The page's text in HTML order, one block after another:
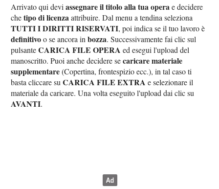
Arrivato qui deviassegnare il titolo alla tua operae decidere
chetipo di licenzaattribuire. Dal menu a tendina seleziona
TUTTI I DIRITTI RISERVATI, poi indica se il tuo lavoro è
definitivoo se ancora inbozza. Successivamente fai clic sul
pulsanteCARICA FILE OPERA ed esegui l'upload del
manoscritto. Puoi anche decidere secaricare materiale
supplementare(Copertina, frontespizio ecc.), in tal caso ti
basta cliccare suCARICA FILE EXTRA e selezionare il
materiale da caricare. Una volta eseguito l'upload dai clic su
AVANTI.